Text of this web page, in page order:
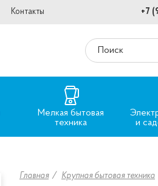
Контакты +7
Мелкая бытовая
техника
и
Главная Крупная бытовая техника